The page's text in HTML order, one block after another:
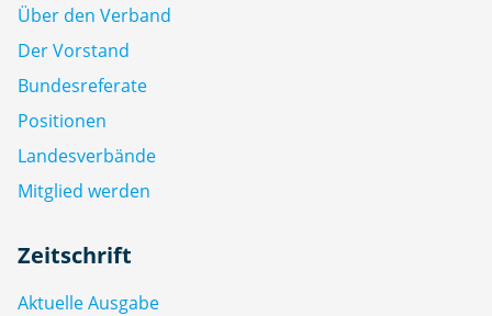
Über den Verband
Der Vorstand
Bundesreferate
Positionen
Landesverbände
Mitglied werden
Zeitschrift
Aktuelle Ausgabe